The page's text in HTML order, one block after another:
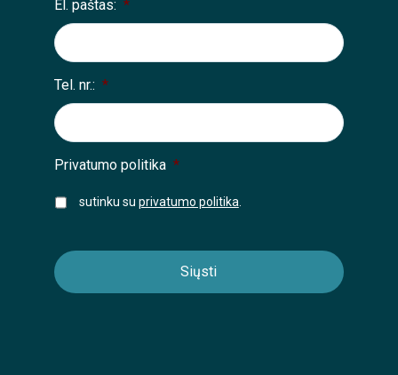
El. paštas: *
Tel. nr.: *
Privatumo politika *
sutinku su privatumo politika